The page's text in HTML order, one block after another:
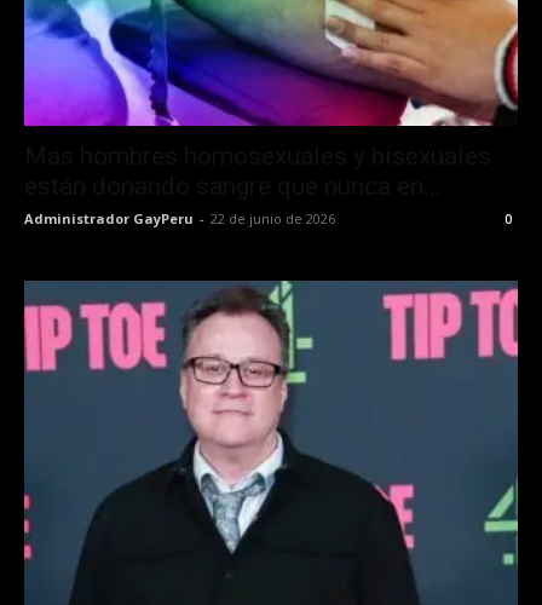
Administrador GayPeru - 22 de junio de 2026 0